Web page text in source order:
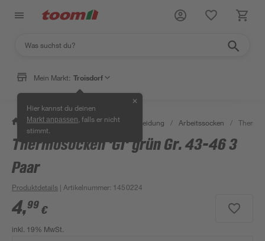
Mein Markt: Troisdorf
Hier kannst du deinen
Markt anpassen , falls er nicht
stimmt.
✕
/ Bauen & Renovieren / Arbeitskleidung / Arbeitssocken /
Thermosocken 'GI' grün Gr. 43-46 3
Paar
Produktdetails | Artikelnummer: 1450224
4,99 €
inkl. 19% MwSt.